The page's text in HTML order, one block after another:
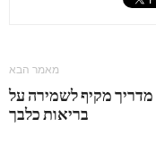
מאמר הבא
מדריך מקיף לשמירה על
בריאות כלבך